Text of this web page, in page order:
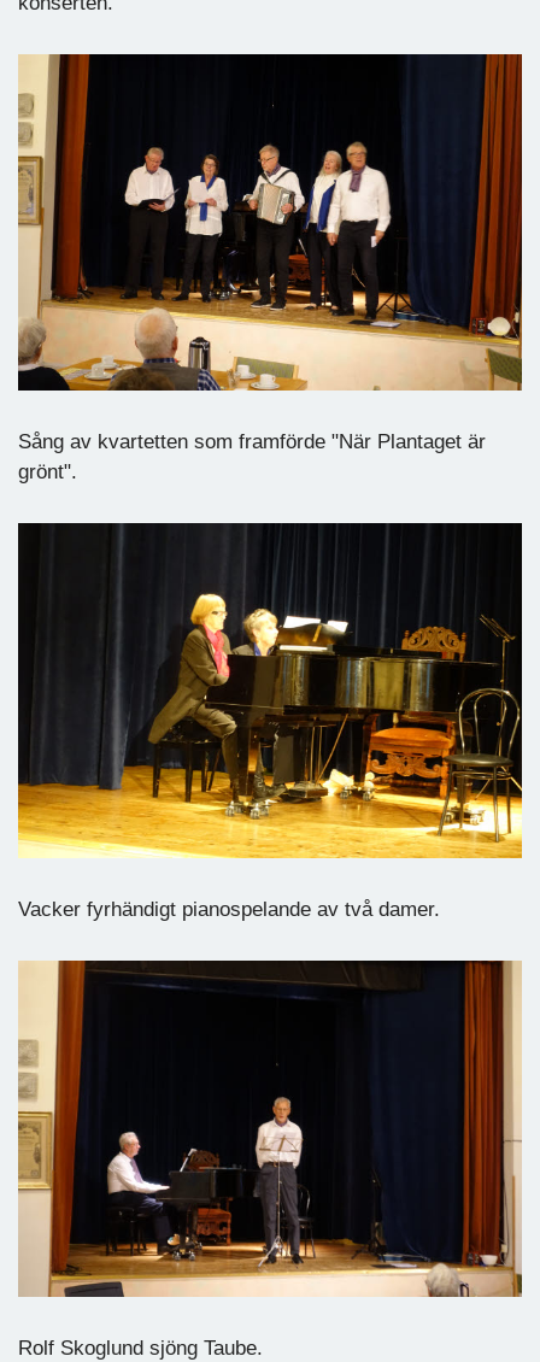
Sång av kvartetten som framförde "När Plantaget är
grönt".
Vacker fyrhändigt pianospelande av två damer.
Rolf Skoglund sjöng Taube.